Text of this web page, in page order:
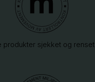
produkter sjekket og renset